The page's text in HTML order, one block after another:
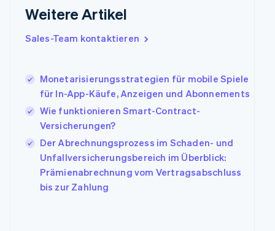
Weitere Artikel
Sales-Team kontaktieren
Monetarisierungsstrategien für mobile Spiele
für In-App-Käufe, Anzeigen und Abonnements
Wie funktionieren Smart-Contract-
Versicherungen?
Der Abrechnungsprozess im Schaden- und
Unfallversicherungsbereich im Überblick:
Prämienabrechnung vom Vertragsabschluss
bis zur Zahlung
Indien
Irland
Italiano English
Japan
Kanada
EnglishFrançais
Kroatien
English Italiano
Lettland
English
Liechtenstein